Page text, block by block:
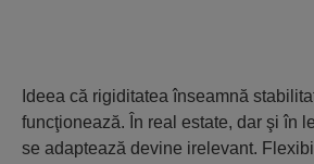
Ideea că rigiditatea înseamnă
funcţionează. În real estate, dar şi în
se adaptează devine irelevant.